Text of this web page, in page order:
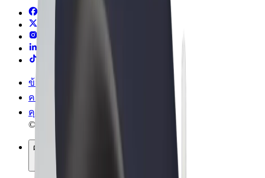
ข้อกำหนด และเงื่อนไข
ความเป็นส่วนตัว
คุกกี้
© 2026 Bolt Technology OÜ
ผลิตภัณฑ์